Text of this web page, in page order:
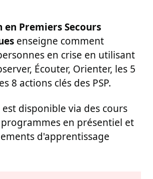
Premiers Secours
enseigne comment
en crise en utilisant
Écouter, Orienter, les 5
8 actions clés des PSP.
disponible via des cours
en présentiel et
d'apprentissage